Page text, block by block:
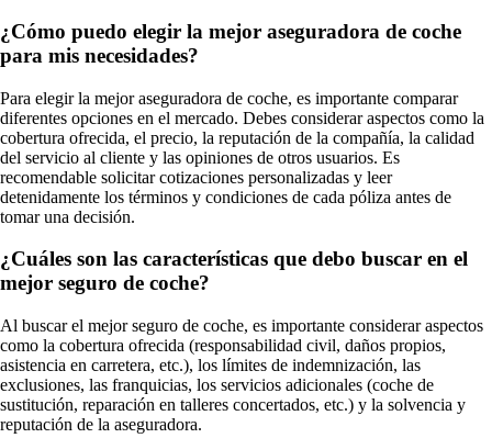
¿Cómo puedo elegir la mejor aseguradora de coche
para mis necesidades?
Para elegir la mejor aseguradora de coche, es importante comparar
diferentes opciones en el mercado. Debes considerar aspectos como la
cobertura ofrecida, el precio, la reputación de la compañía, la calidad
del servicio al cliente y las opiniones de otros usuarios. Es
recomendable solicitar cotizaciones personalizadas y leer
detenidamente los términos y condiciones de cada póliza antes de
tomar una decisión.
¿Cuáles son las características que debo buscar en el
mejor seguro de coche?
Al buscar el mejor seguro de coche, es importante considerar aspectos
como la cobertura ofrecida (responsabilidad civil, daños propios,
asistencia en carretera, etc.), los límites de indemnización, las
exclusiones, las franquicias, los servicios adicionales (coche de
sustitución, reparación en talleres concertados, etc.) y la solvencia y
reputación de la aseguradora.